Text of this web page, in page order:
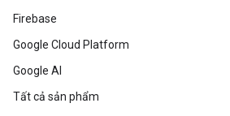
Firebase
Google Cloud Platform
Google AI
Tất cả sản phẩm